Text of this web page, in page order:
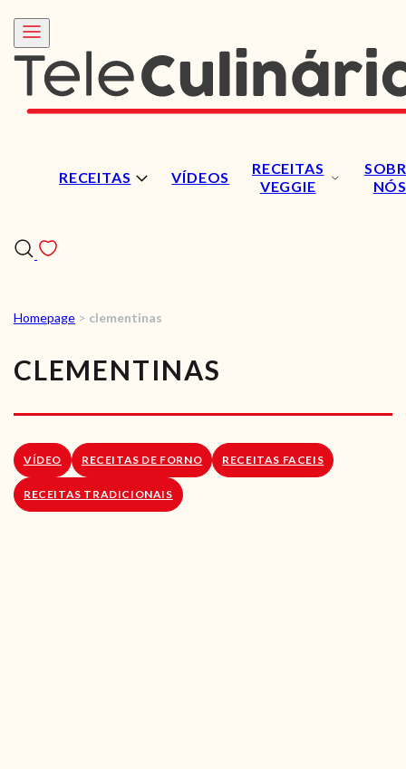
RECEITAS VÍDEOS
RECEITAS
VEGGIE
NÓS
VÍDEOS
RECEITAS VEGGIE
SOBRE NÓS
LOJA ONLINE
Homepage > clementinas
CLEMENTINAS
VÍDEO RECEITAS DE FORNO RECEITAS FACEIS
RECEITAS TRADICIONAIS